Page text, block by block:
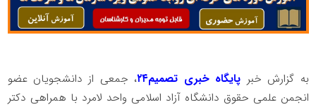
به گزارش خبر پایگاه خبری تصمیم۲۴
، جمعی از دانشجویان عضو
انجمن علمی حقوق دانشگاه آزاد اسلامی واحد لامرد با همراهی دکتر